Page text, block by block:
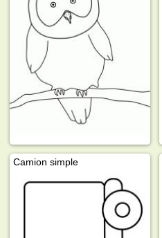
Camion simple